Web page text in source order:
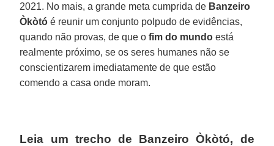
2021. No mais, a grande meta cumprida de Banzeiro
Òkòtó é reunir um conjunto polpudo de evidências,
quando não provas, de que ofim do mundo está
realmente próximo, se os seres humanes não se
conscientizarem imediatamente de que estão
comendo a casa onde moram.
Leia um trecho de Banzeiro Òkòtó, de